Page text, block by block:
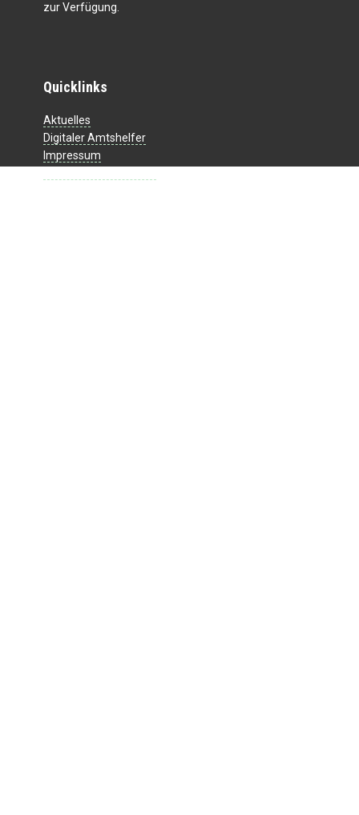
zur Verfügung.
Quicklinks
Aktuelles
Digitaler Amtshelfer
Impressum